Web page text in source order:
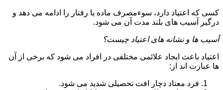
کسی که اعتیاد دارد، سوءمصرف ماده یا رفتار را ادامه می دهد و
درگیر آسیب های بلند مدت آن می شود.
آسیب ها و نشانه های اعتیاد چیست؟
اعتیاد باعث ایجاد علائمی مختلفی در افراد می شود که برخی از آن
ها عبارت اند از:
فرد معتاد دچار افت تحصیلی شدید می شود.